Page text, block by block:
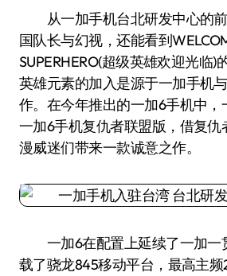
从一加手机台北研发中心的前
国队长与幻视，还能看到
SUPERHERO(超级英雄欢迎光临)
英雄元素的加入是源于一加手机
作。在今年推出的一加6手机中，
一加6手机复仇者联盟版，借复仇
漫威迷们带来一款诚意之作。
一加6在配置上延续了一加一
载了骁龙845移动平台，最高主频